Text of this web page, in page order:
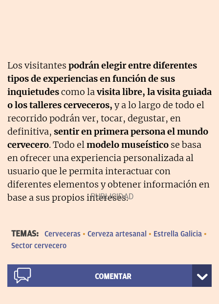
Los visitantes podrán elegir entre diferentes
tipos de experiencias en función de sus
inquietudescomo lavisita libre, la visita guiada
o los talleres cerveceros, y a lo largo de todo el
recorrido podrán ver, tocar, degustar, en
definitiva, sentir en primera persona el mundo
cervecero. Todo elmodelo museístico se basa
en ofrecer una experiencia personalizada al
usuario que le permita interactuar con
diferentes elementos y obtener información en
base a sus propios intereses.
TEMAS: Cerveceras Cerveza artesanal
Estrella Galicia
Sector cervecero
COMENTAR